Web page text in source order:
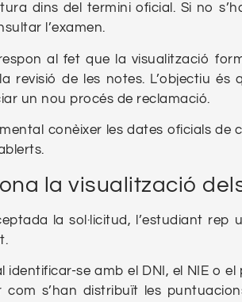
dins del termini oficial. Si no
l’examen.
al fet que la visualització
revisió de les notes. L’objectiu
un nou procés de reclamació.
conèixer les dates oficials
la visualització
la sol·licitud, l’estudiant
identificar-se amb el DNI, el NIE o
com s’han distribuït les